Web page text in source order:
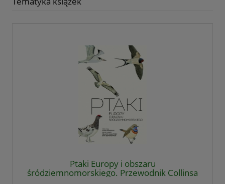
Ptaki Europy i obszaru
śródziemnomorskiego. Przewodnik Collinsa